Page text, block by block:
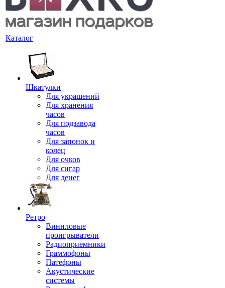
Каталог
Шкатулки
Для украшений
Для хранения
часов
Для подзавода
часов
Для запонок и
колец
Для очков
Для сигар
Для денег
Ретро
Виниловые
проигрыватели
Радиоприемники
Граммофоны
Патефоны
Акустические
системы